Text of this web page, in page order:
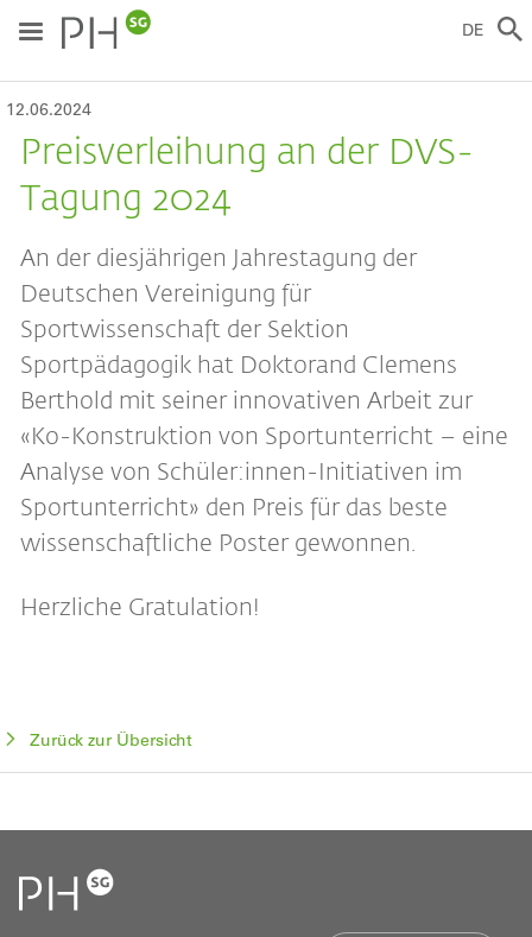
zum
Inhalt
DE
12.06.2024
Preisverleihung an der DVS-
Tagung 2024
An der diesjährigen Jahrestagung der
Deutschen Vereinigung für
Sportwissenschaft der Sektion
Sportpädagogik hat Doktorand Clemens
Berthold mit seiner innovativen Arbeit zur
«Ko-Konstruktion von Sportunterricht – eine
Analyse von Schüler:innen-Initiativen im
Sportunterricht» den Preis für das beste
wissenschaftliche Poster gewonnen.
Herzliche Gratulation!
Zurück zur Übersicht